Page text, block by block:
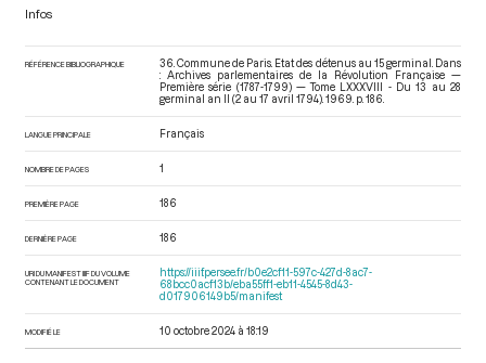
Infos
RÉFÉRENCE BIBLIOGRAPHIQUE
36. Commune de Paris. Etat des détenus au 15 germinal. Dans
: Archives parlementaires de la Révolution Française —
Première série (1787-1799) — Tome LXXXVIII - Du 13 au 28
germinal an II (2 au 17 avril 1794) . 1969. p. 186.
LANGUE PRINCIPALE Français
NOMBRE DE PAGES 1
PREMIÈRE PAGE 186
DERNIÈRE PAGE 186
URI DU MANIFEST IIIF DU VOLUME
CONTENANT LE DOCUMENT
https://iiif.persee.fr/b0e2cf11-597c-427d-8ac7-
68bcc0acf13b/eba55ff1-eb11-4545-8d43-
d017906149b5/manifest
MODIFIÉ LE 10 octobre 2024 à 18:19